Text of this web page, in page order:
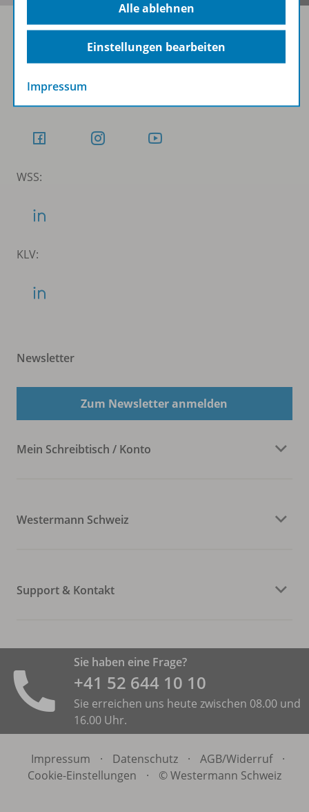
Folgen Sie uns auf Social Media
WSS:
KLV:
Newsletter
Zum Newsletter anmelden
Mein Schreibtisch / Konto
Westermann Schweiz
Support & Kontakt
Sie haben eine Frage?
+41 52 644 10 10
Sie erreichen uns heute zwischen 08.00 und
16.00 Uhr.
Impressum · Datenschutz · AGB/Widerruf
·
Cookie-Einstellungen
· © Westermann Schweiz
Alle ablehnen
Einstellungen bearbeiten
Impressum